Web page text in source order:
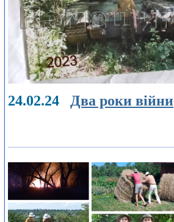
24.02.24 Два роки війни